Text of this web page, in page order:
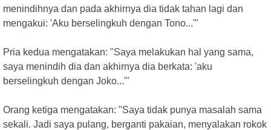
menindihnya dan pada akhirnya dia tidak tahan lagi dan
mengakui: 'Aku berselingkuh dengan Tono...'"
Pria kedua mengatakan: "Saya melakukan hal yang sama,
saya menindih dia dan akhirnya dia berkata: 'aku
berselingkuh dengan Joko...'"
Orang ketiga mengatakan: "Saya tidak punya masalah sama
sekali. Jadi saya pulang, berganti pakaian, menyalakan rokok